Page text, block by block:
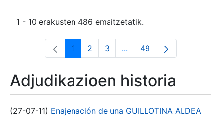
1 - 10 erakusten 486 emaitzetatik.
Orrialdea
1 Orrialdea
2 Orrialdea
3 ...Intermediate Pages Use
Orrialdea
49
Adjudikazioen historia
(27-07-11) Enajenación de una GUILLOTINA ALDEA